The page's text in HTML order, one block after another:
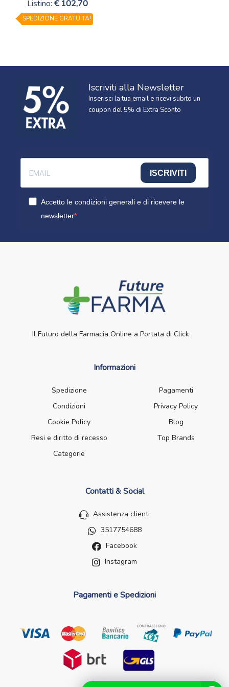
Listino: 102,70
SPEDIZIONE GRATUITA!
Iscriviti alla Newsletter
Inserisci la tua email e ricevi subito un
coupon del 5% di Extra Sconto
ISCRIVITI
Accetto le condizioni generali e di ricevere le
newsletter
Il Futuro della Farmacia Online a Portata di Click
Informazioni
Spedizione
Pagamenti
Condizioni
Privacy Policy
Cookie Policy
Blog
Resi e diritto di recesso
Top Brands
Categorie
Contatti & Social
Assistenza clienti
3517754688
Facebook
Instagram
Pagamenti e Spedizioni